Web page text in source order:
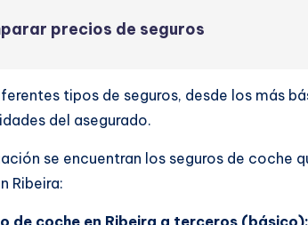
precios de seguros
tipos de seguros, desde los más
del asegurado.
se encuentran los seguros de coche
Ribeira: